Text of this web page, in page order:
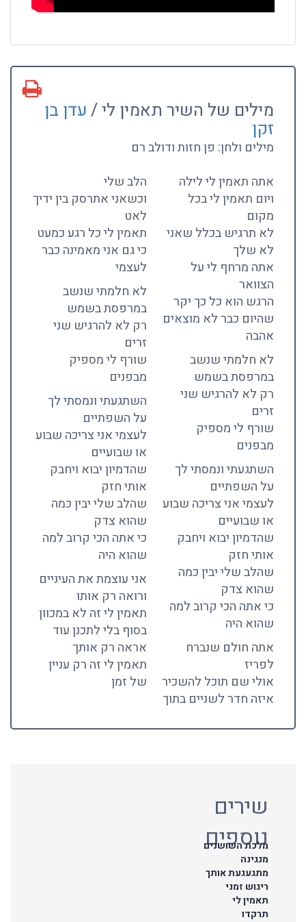
מילים של השיר תאמין לי /עדן בן
זקן
מילים ולחן: פן חזות ודולב רם
אתה תאמין לי לילה
ויום תאמין לי בכל
מקום
לא תרגיש בכלל שאני
לא שלך
אתה מרחף לי על
הצוואר
הרגש הוא כל כך יקר
שהיום כבר לא מוצאים
אהבה
לא חלמתי שנשב
במרפסת בשמש
רק לא להרגיש שני
זרים
שורף לי מספיק
מבפנים
השתגעתי ונמסתי לך
על השפתיים
לעצמי אני צריכה שבוע
או שבועיים
שהדמיון יבוא ויחבק
אותי חזק
שהלב שלי יבין כמה
שהוא צדק
כי אתה הכי קרוב למה
שהוא היה
אתה חולם שנברח
לפריז
אולי שם תוכל להשכיר
איזה חדר לשניים בתוך
הלב שלי
וכשאני אתרסק בין ידיך
לאט
תאמין לי כל רגע כמעט
כי גם אני מאמינה כבר
לעצמי
לא חלמתי שנשב
במרפסת בשמש
רק לא להרגיש שני
זרים
שורף לי מספיק
מבפנים
השתגעתי ונמסתי לך
על השפתיים
לעצמי אני צריכה שבוע
או שבועיים
שהדמיון יבוא ויחבק
אותי חזק
שהלב שלי יבין כמה
שהוא צדק
כי אתה הכי קרוב למה
שהוא היה
אני עוצמת את העיניים
ורואה רק אותו
תאמין לי זה לא במכוון
בסוף בלי לתכנן עוד
אראה רק אותך
תאמין לי זה רק עניין
של זמן
שירים
נוספים
מלכת השושנים
מנגינה
מתגעגעת אותך
ריגוש זמני
תאמין לי
תרקדו